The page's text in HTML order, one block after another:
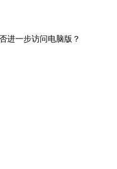
进一步访问电脑版？